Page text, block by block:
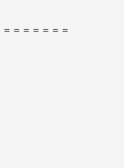
＝＝＝＝＝＝